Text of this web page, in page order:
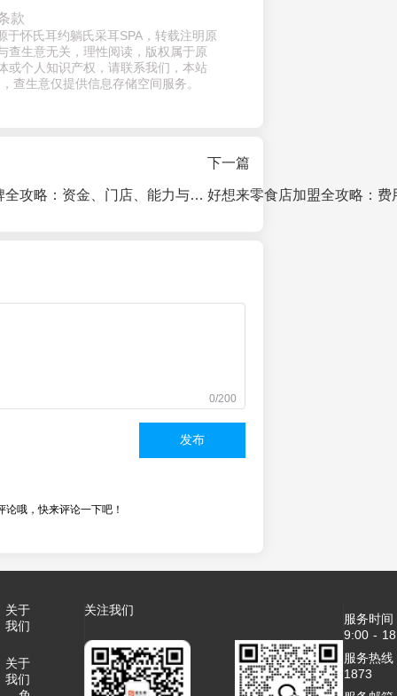
款
于怀氏耳约躺氏采耳SPA，转载注明原
查生意无关，理性阅读，版权属于原
或个人知识产权，请联系我们，本站
查生意仅提供信息存储空间服务。
加盟“水胭脂”品牌全攻略：资金、门店、能力与合规四大核心条件解析
下一篇
0/200
发布
论哦，快来评论一下吧！
关于
我们
关于
我们
关注我们
服务时
9:00 -
服务热
1873